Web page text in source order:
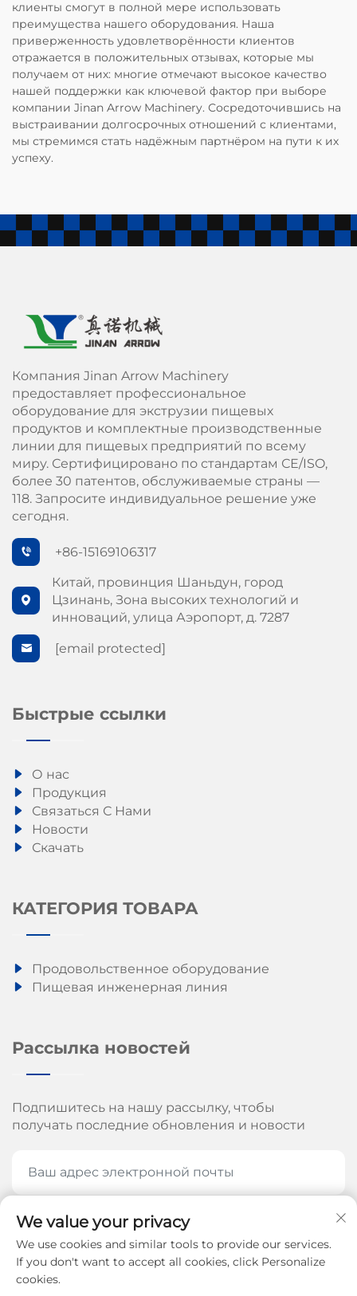
клиенты смогут в полной мере использовать
преимущества нашего оборудования. Наша
приверженность удовлетворённости клиентов
отражается в положительных отзывах, которые мы
получаем от них: многие отмечают высокое качество
нашей поддержки как ключевой фактор при выборе
компании Jinan Arrow Machinery. Сосредоточившись на
выстраивании долгосрочных отношений с клиентами,
мы стремимся стать надёжным партнёром на пути к их
успеху.
Компания Jinan Arrow Machinery
предоставляет профессиональное
оборудование для экструзии пищевых
продуктов и комплектные производственные
линии для пищевых предприятий по всему
миру. Сертифицировано по стандартам СЕ/ISO,
более 30 патентов, обслуживаемые страны —
118. Запросите индивидуальное решение уже
сегодня.
+86-15169106317
Китай, провинция Шаньдун, город
Цзинань, Зона высоких технологий и
инноваций, улица Аэропорт, д. 7287
[email protected]
Быстрые ссылки
О нас
Продукция
Связаться С Нами
Новости
Скачать
КАТЕГОРИЯ ТОВАРА
Продовольственное оборудование
Пищевая инженерная линия
Рассылка новостей
Подпишитесь на нашу рассылку, чтобы
получать последние обновления и новости
ПОДПИШИТЕСЬ СЕЙЧАС
We value your privacy
We use cookies and similar tools to provide our services.
If you don't want to accept all cookies, click Personalize
cookies.